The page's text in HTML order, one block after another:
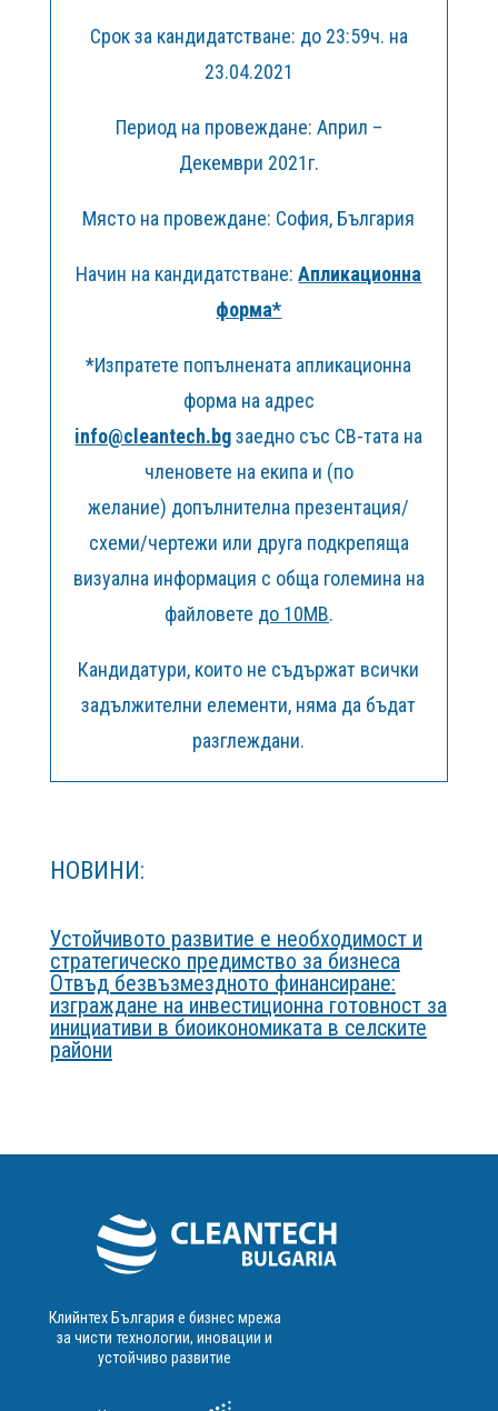
Срок за кандидатстване: до 23:59ч. на
23.04.2021
Период на провеждане: Април –
Декември 2021г.
Място на провеждане: София, България
Начин на кандидатстване:Апликационна
форма*
*Изпратете попълнената апликационна
форма на адрес
info@cleantech.bgзаедно със СВ-тата на
членовете на екипа и (по
желание) допълнителна презентация/
схеми/чертежи или друга подкрепяща
визуална информация с обща големина на
файловете до 10МВ.
Кандидатури, които не съдържат всички
задължителни елементи, няма да бъдат
разглеждани.
НОВИНИ:
Устойчивото развитие е необходимост и
стратегическо предимство за бизнеса
Отвъд безвъзмездното финансиране:
изграждане на инвестиционна готовност за
инициативи в биоикономиката в селските
райони
Клийнтех България е бизнес мрежа
за чисти технологии, иновации и
устойчиво развитие